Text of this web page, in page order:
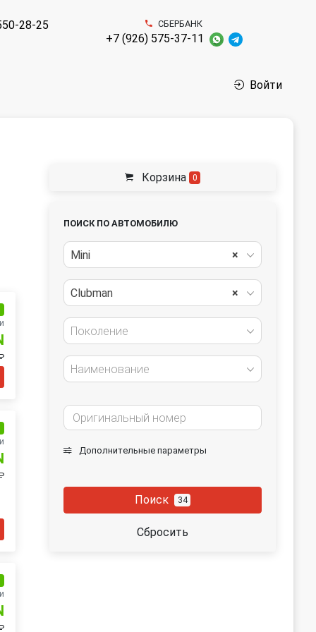
28-25 СБЕРБАНК
+7 (926) 575-37-11
Войти
Корзина 0
ПОИСК ПО АВТОМОБИЛЮ
×
Mini
×
Clubman
Поколение
Наименование
Дополнительные параметры
Поиск 34
Сбросить